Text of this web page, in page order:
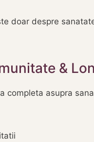
doar despre
&
completa asupra